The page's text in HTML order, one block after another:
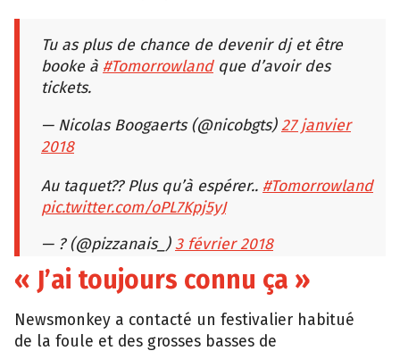
Tu as plus de chance de devenir dj et être
booke à #Tomorrowlandque d’avoir des
tickets.
— Nicolas Boogaerts (@nicobgts) 27 janvier
2018
Au taquet?? Plus qu’à espérer.. #Tomorrowland
pic.twitter.com/oPL7Kpj5yJ
— ? (@pizzanais_)3 février 2018
« J’ai toujours connu ça »
Newsmonkey a contacté un festivalier habitué
de la foule et des grosses basses de